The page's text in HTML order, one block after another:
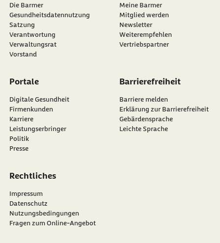
Die Barmer
Gesundheitsdatennutzung
Satzung
Verantwortung
Verwaltungsrat
Vorstand
Meine Barmer
Mitglied werden
Newsletter
externer Link:
Weiterempfehlen
Vertriebspartner
Portale
Digitale Gesundheit
Firmenkunden
Karriere
Leistungserbringer
Politik
Presse
Barrierefreiheit
Barriere melden
Erklärung zur Barrierefreiheit
Gebärdensprache
Leichte Sprache
Rechtliches
Impressum
Datenschutz
Nutzungsbedingungen
Fragen zum Online-Angebot